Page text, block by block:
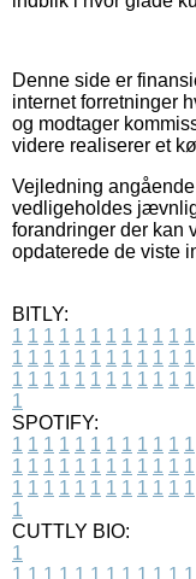
Denne side er
internet forretninger
og modtager
videre realiserer et
Vejledning
vedligeholdes
forandringer der kan
opdaterede de viste
BITLY:
1 1 1 1 1 1 1 1 1 1 1 1
1 1 1 1 1 1 1 1 1 1 1 1
1 1 1 1 1 1 1 1 1 1 1 1
1
SPOTIFY:
1 1 1 1 1 1 1 1 1 1 1 1
1 1 1 1 1 1 1 1 1 1 1 1
1 1 1 1 1 1 1 1 1 1 1 1
1
CUTTLY BIO:
1
1 1 1 1 1 1 1 1 1 1 1 1